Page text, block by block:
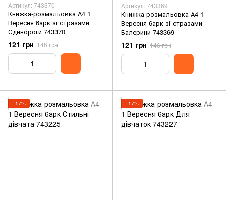
Артикул: 743370
Книжка-розмальовка А4 1
Вересня 6арк зі стразами
Єдинороги 743370
121 грн 146 грн
Артикул: 743369
Книжка-розмальовка А4 1
Вересня 6арк зі стразами
Балерини 743369
121 грн 146 грн
−17% −17%